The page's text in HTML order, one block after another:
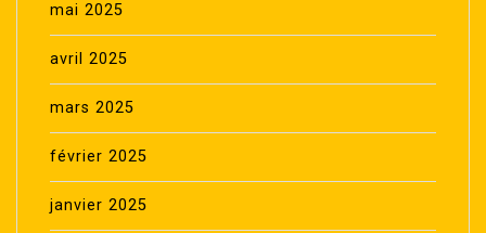
mai 2025
avril 2025
mars 2025
février 2025
janvier 2025